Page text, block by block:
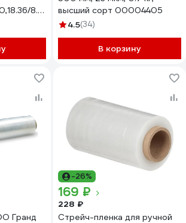
8.Черная.высший сорт 00004405
4.5(34)
В корзину
Гранд
-26%
169 ₽
228 ₽
Стрейч-пленка для ручной